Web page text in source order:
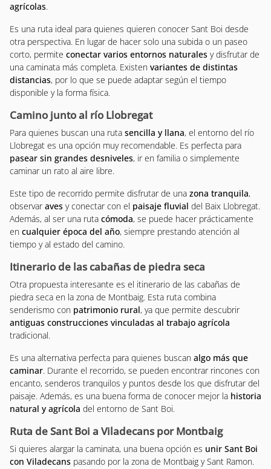
agrícolas.
Es una ruta ideal para quienes quieren conocer Sant Boi desde
otra perspectiva. En lugar de hacer solo una subida o un paseo
corto, permite conectar varios entornos naturales y disfrutar de
una caminata más completa. Existen variantes de distintas
distancias, por lo que se puede adaptar según el tiempo
disponible y la forma física.
Camino junto al río Llobregat
Para quienes buscan una ruta sencilla y llana, el entorno del río
Llobregat es una opción muy recomendable. Es perfecta para
pasear sin grandes desniveles, ir en familia o simplemente
caminar un rato al aire libre.
Este tipo de recorrido permite disfrutar de una zona tranquila,
observaraves y conectar con el paisaje fluvial del Baix Llobregat.
Además, al ser una ruta cómoda, se puede hacer prácticamente
en cualquier época del año, siempre prestando atención al
tiempo y al estado del camino.
Itinerario de las cabañas de piedra seca
Otra propuesta interesante es el itinerario de las cabañas de
piedra seca en la zona de Montbaig. Esta ruta combina
senderismo con patrimonio rural, ya que permite descubrir
antiguas construcciones vinculadas al trabajo agrícola
tradicional.
Es una alternativa perfecta para quienes buscan algo más que
caminar. Durante el recorrido, se pueden encontrar rincones con
encanto, senderos tranquilos y puntos desde los que disfrutar del
paisaje. Además, es una buena forma de conocer mejor la historia
natural y agrícola del entorno de Sant Boi.
Ruta de Sant Boi a Viladecans por Montbaig
Si quieres alargar la caminata, una buena opción es unir Sant Boi
con Viladecans pasando por la zona de Montbaig y Sant Ramon.